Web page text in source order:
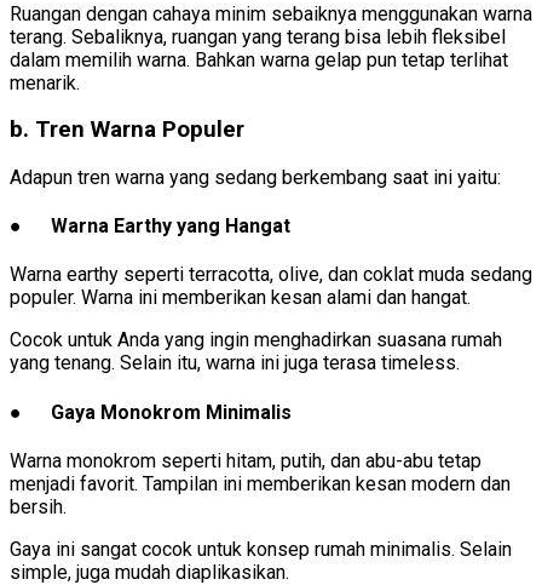
Ruangan dengan cahaya minim sebaiknya menggunakan warna
terang. Sebaliknya, ruangan yang terang bisa lebih fleksibel
dalam memilih warna. Bahkan warna gelap pun tetap terlihat
menarik.
b. Tren Warna Populer
Adapun tren warna yang sedang berkembang saat ini yaitu:
● Warna Earthy yang Hangat
Warna earthy seperti terracotta, olive, dan coklat muda sedang
populer. Warna ini memberikan kesan alami dan hangat.
Cocok untuk Anda yang ingin menghadirkan suasana rumah
yang tenang. Selain itu, warna ini juga terasa timeless.
● Gaya Monokrom Minimalis
Warna monokrom seperti hitam, putih, dan abu-abu tetap
menjadi favorit. Tampilan ini memberikan kesan modern dan
bersih.
Gaya ini sangat cocok untuk konsep rumah minimalis. Selain
simple, juga mudah diaplikasikan.